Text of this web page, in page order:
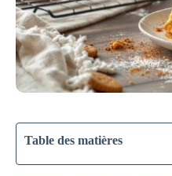
Table des matières